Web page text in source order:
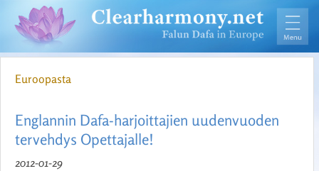
Euroopasta
Englannin Dafa-harjoittajien uudenvuoden
tervehdys Opettajalle!
2012-01-29